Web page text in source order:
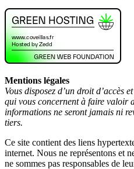
Mentions légales
Vous disposez d’un droit d’accès
qui vous concernent à faire valoir
informations ne seront jamais ni
tiers.
Ce site contient des liens
internet. Nous ne représentons et
ne sommes pas responsables de